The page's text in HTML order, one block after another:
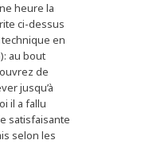
heure la
ci-dessus
en
au bout
de
jusqu’à
il a fallu
satisfaisante
selon les